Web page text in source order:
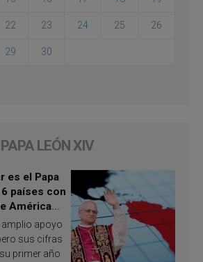
22 23 24 25 26
29 30
PAPA LEÓN XIV
es el Papa
países con
América
amplio apoyo
sus cifras
primer año